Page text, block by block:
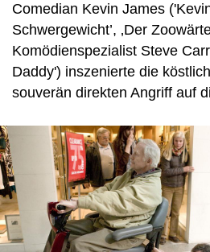
Comedian Kevin James
Schwergewicht’, ‚Der
Komödienspezialist Steve
Daddy') inszenierte die
souverän direkten Angriff auf